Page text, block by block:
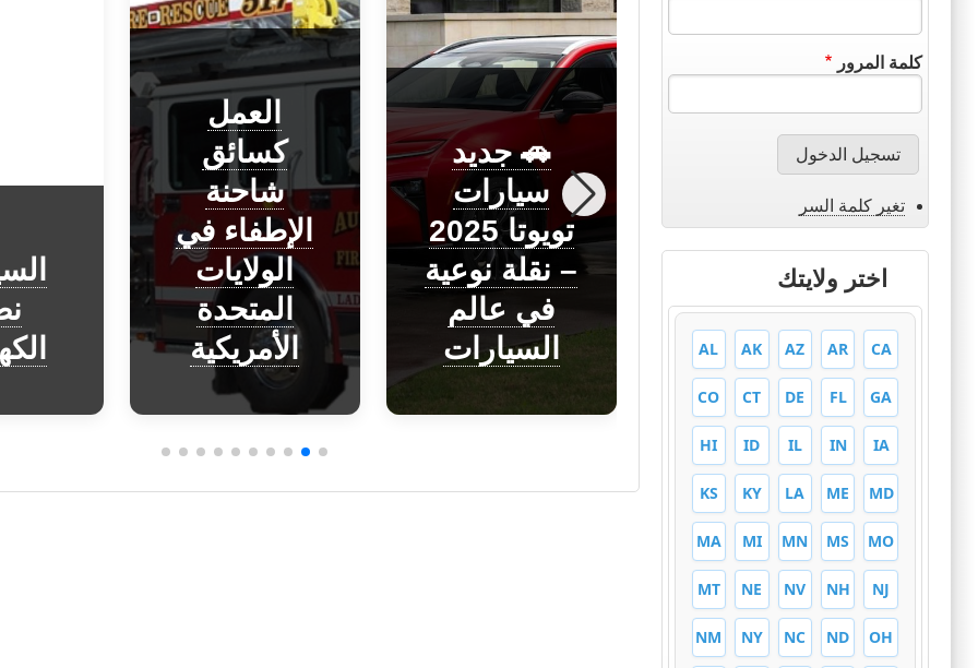
كلمة المرور
تغير كلمة السر
اختر ولايتك
AL AK AZ AR CA
CO CT DE FL GA
HI ID IL IN IA
KS KY LA ME MD
MA MI MN MS MO
MT NE NV NH NJ
NM NY NC ND OH
اختبار القيادة
في فرنسا
مع الترجمة
للعربي
🚗 جديد
سيارات
تويوتا 2025
– نقلة نوعية
في عالم
السيارات
العمل
كسائق
شاحنة
الإطفاء في
الولايات
المتحدة
الأمريكية